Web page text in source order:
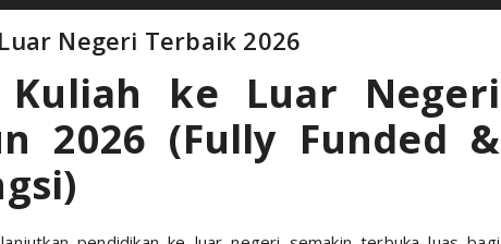
Negeri Terbaik 2026
Kuliah ke Luar Negeri
2026 (Fully Funded &